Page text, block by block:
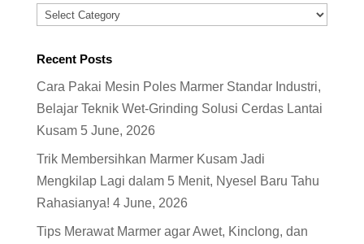
Categories
Recent Posts
Cara Pakai Mesin Poles Marmer Standar Industri,
Belajar Teknik Wet-Grinding Solusi Cerdas Lantai
Kusam 5 June, 2026
Trik Membersihkan Marmer Kusam Jadi
Mengkilap Lagi dalam 5 Menit, Nyesel Baru Tahu
Rahasianya! 4 June, 2026
Tips Merawat Marmer agar Awet, Kinclong, dan